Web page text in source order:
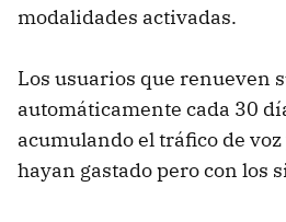
modalidades activadas.
Los usuarios que renueven
automáticamente cada 30
acumulando el tráfico de
hayan gastado pero con los